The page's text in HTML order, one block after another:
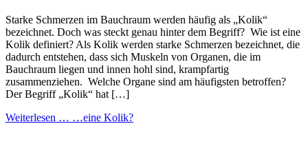
Starke Schmerzen im Bauchraum werden häufig als „Kolik“
bezeichnet. Doch was steckt genau hinter dem Begriff? Wie ist eine
Kolik definiert? Als Kolik werden starke Schmerzen bezeichnet, die
dadurch entstehen, dass sich Muskeln von Organen, die im
Bauchraum liegen und innen hohl sind, krampfartig
zusammenziehen. Welche Organe sind am häufigsten betroffen?
Der Begriff „Kolik“ hat […]
Weiterlesen … …eine Kolik?